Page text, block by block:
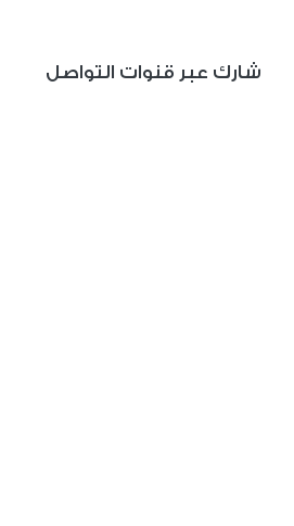
شارك عبر قنوات التواصل